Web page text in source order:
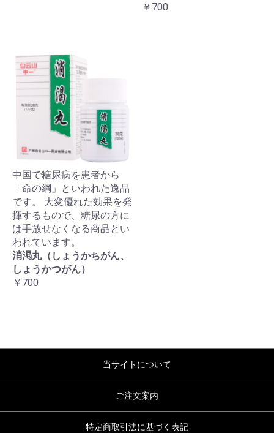
￥700
中国で糖尿病を患者から
「命の綱」といわれた逸品
です。 大変優れた効果を発
揮するもので、糖尿の方に
は手放せなくなる商品とい
われています。
消渇丸（しょうかちがん、
しょうかつがん）
￥700
当サイトについて
ご注文案内
特定商取引法に基づく表記